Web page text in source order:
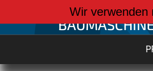
weiter zu:
Wir verwenden